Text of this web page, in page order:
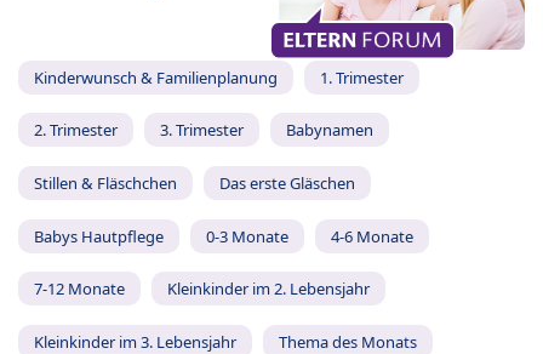
Kinderwunsch & Familienplanung 1. Trimester
2. Trimester 3. Trimester Babynamen
Stillen & Fläschchen Das erste Gläschen
Babys Hautpflege 0-3 Monate 4-6 Monate
7-12 Monate Kleinkinder im 2. Lebensjahr
Kleinkinder im 3. Lebensjahr Thema des Monats